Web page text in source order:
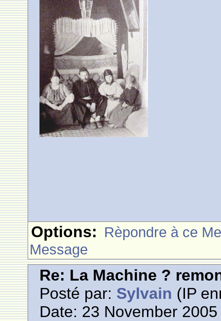
Options: Rèpondre à ce
Message
Re: La Machine ?
Posté par: Sylvain (IP
Date: 23 November